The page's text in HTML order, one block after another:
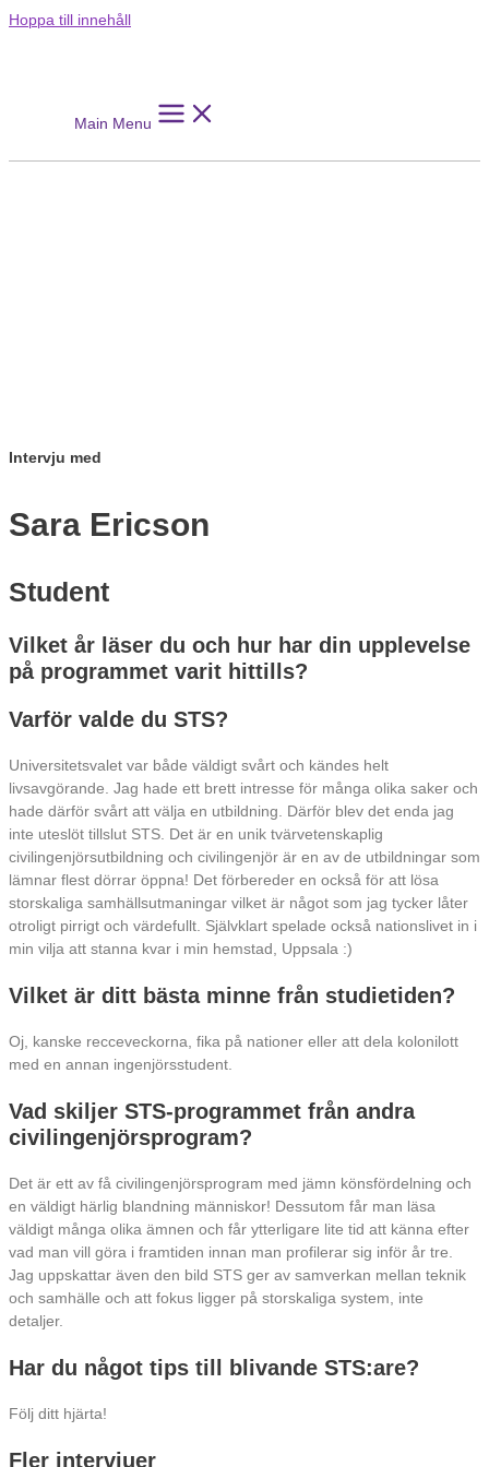
Hoppa till innehåll
Main Menu
Intervju med
Sara Ericson
Student
Vilket år läser du och hur har din upplevelse
på programmet varit hittills?
Varför valde du STS?
Universitetsvalet var både väldigt svårt och kändes helt
livsavgörande. Jag hade ett brett intresse för många olika saker och
hade därför svårt att välja en utbildning. Därför blev det enda jag
inte uteslöt tillslut STS. Det är en unik tvärvetenskaplig
civilingenjörsutbildning och civilingenjör är en av de utbildningar som
lämnar flest dörrar öppna! Det förbereder en också för att lösa
storskaliga samhällsutmaningar vilket är något som jag tycker låter
otroligt pirrigt och värdefullt. Självklart spelade också nationslivet in i
min vilja att stanna kvar i min hemstad, Uppsala :)
Vilket är ditt bästa minne från studietiden?
Oj, kanske recceveckorna, fika på nationer eller att dela kolonilott
med en annan ingenjörsstudent.
Vad skiljer STS-programmet från andra
civilingenjörsprogram?
Det är ett av få civilingenjörsprogram med jämn könsfördelning och
en väldigt härlig blandning människor! Dessutom får man läsa
väldigt många olika ämnen och får ytterligare lite tid att känna efter
vad man vill göra i framtiden innan man profilerar sig inför år tre.
Jag uppskattar även den bild STS ger av samverkan mellan teknik
och samhälle och att fokus ligger på storskaliga system, inte
detaljer.
Har du något tips till blivande STS:are?
Följ ditt hjärta!
Fler intervjuer